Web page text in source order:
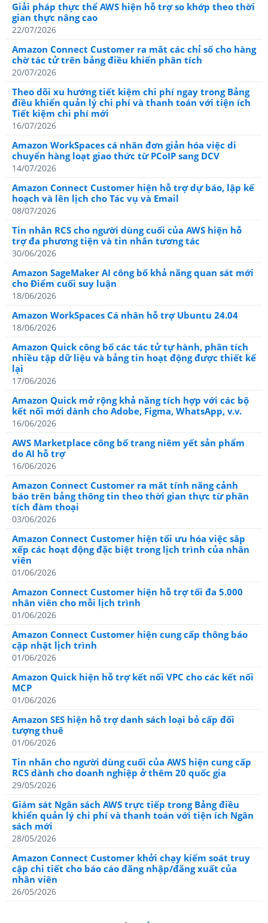
Giải pháp thực thể AWS hiện hỗ trợ so khớp theo thời
gian thực nâng cao
22/07/2026
Amazon Connect Customer ra mắt các chỉ số cho hàng
chờ tác tử trên bảng điều khiển phân tích
20/07/2026
Theo dõi xu hướng tiết kiệm chi phí ngay trong Bảng
điều khiển quản lý chi phí và thanh toán với tiện ích
Tiết kiệm chi phí mới
16/07/2026
Amazon WorkSpaces cá nhân đơn giản hóa việc di
chuyển hàng loạt giao thức từ PCoIP sang DCV
14/07/2026
Amazon Connect Customer hiện hỗ trợ dự báo, lập kế
hoạch và lên lịch cho Tác vụ và Email
08/07/2026
Tin nhắn RCS cho người dùng cuối của AWS hiện hỗ
trợ đa phương tiện và tin nhắn tương tác
30/06/2026
Amazon SageMaker AI công bố khả năng quan sát mới
cho Điểm cuối suy luận
18/06/2026
Amazon WorkSpaces Cá nhân hỗ trợ Ubuntu 24.04
18/06/2026
Amazon Quick công bố các tác tử tự hành, phân tích
nhiều tập dữ liệu và bảng tin hoạt động được thiết kế
lại
17/06/2026
Amazon Quick mở rộng khả năng tích hợp với các bộ
kết nối mới dành cho Adobe, Figma, WhatsApp, v.v.
16/06/2026
AWS Marketplace công bố trang niêm yết sản phẩm
do AI hỗ trợ
16/06/2026
Amazon Connect Customer ra mắt tính năng cảnh
báo trên bảng thông tin theo thời gian thực từ phân
tích đàm thoại
03/06/2026
Amazon Connect Customer hiện tối ưu hóa việc sắp
xếp các hoạt động đặc biệt trong lịch trình của nhân
viên
01/06/2026
Amazon Connect Customer hiện hỗ trợ tối đa 5.000
nhân viên cho mỗi lịch trình
01/06/2026
Amazon Connect Customer hiện cung cấp thông báo
cập nhật lịch trình
01/06/2026
Amazon Quick hiện hỗ trợ kết nối VPC cho các kết nối
MCP
01/06/2026
Amazon SES hiện hỗ trợ danh sách loại bỏ cấp đối
tượng thuê
01/06/2026
Tin nhắn cho người dùng cuối của AWS hiện cung cấp
RCS dành cho doanh nghiệp ở thêm 20 quốc gia
29/05/2026
Giám sát Ngân sách AWS trực tiếp trong Bảng điều
khiển quản lý chi phí và thanh toán với tiện ích Ngân
sách mới
28/05/2026
Amazon Connect Customer khởi chạy kiểm soát truy
cập chi tiết cho báo cáo đăng nhập/đăng xuất của
nhân viên
26/05/2026